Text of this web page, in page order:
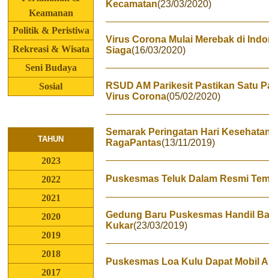
Keamanan
Politik & Peristiwa
Rekreasi & Wisata
Seni Budaya
Sosial
TAHUN
2023
2022
2021
2020
2019
2018
2017
Kecamatan(23/03/2020)
Virus Corona Mulai Merebak di
Siaga(16/03/2020)
RSUD AM Parikesit Pastikan Satu
Virus Corona(05/02/2020)
Semarak Peringatan Hari
RagaPantas(13/11/2019)
Puskesmas Teluk Dalam Resmi
Gedung Baru Puskesmas Handil
Kukar(23/03/2019)
Puskesmas Loa Kulu Dapat Mobil